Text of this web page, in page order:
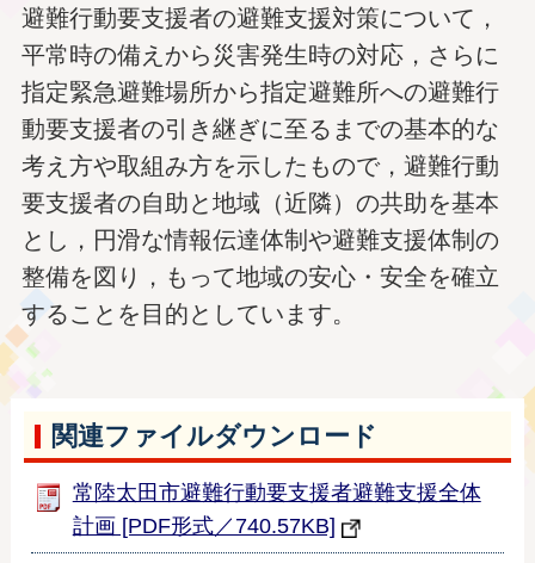
避難行動要支援者の避難支援対策について，
平常時の備えから災害発生時の対応，さらに
指定緊急避難場所から指定避難所への避難行
動要支援者の引き継ぎに至るまでの基本的な
考え方や取組み方を示したもので，避難行動
要支援者の自助と地域（近隣）の共助を基本
とし，円滑な情報伝達体制や避難支援体制の
整備を図り，もって地域の安心・安全を確立
することを目的としています。
関連ファイルダウンロード
常陸太田市避難行動要支援者避難支援全体
計画 [PDF形式／740.57KB]